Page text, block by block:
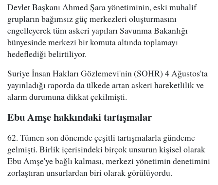
Devlet Başkanı Ahmed Şara yönetiminin, eski muhalif
grupların bağımsız güç merkezleri oluşturmasını
engelleyerek tüm askeri yapıları Savunma Bakanlığı
bünyesinde merkezi bir komuta altında toplamayı
hedeflediği belirtiliyor.
Suriye İnsan Hakları Gözlemevi'nin (SOHR) 4 Ağustos'ta
yayınladığı raporda da ülkede artan askeri hareketlilik ve
alarm durumuna dikkat çekilmişti.
Ebu Amşe hakkındaki tartışmalar
62. Tümen son dönemde çeşitli tartışmalarla gündeme
gelmişti. Birlik içerisindeki birçok unsurun kişisel olarak
Ebu Amşe'ye bağlı kalması, merkezi yönetimin denetimini
zorlaştıran unsurlardan biri olarak görülüyordu.